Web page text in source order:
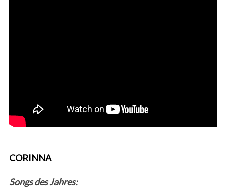
CORINNA
Songs des Jahres: